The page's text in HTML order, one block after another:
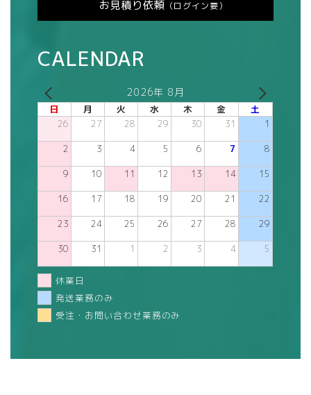
お見積り依頼 （ログイン要）
CALENDAR
2026年 8月
日 月 火 水 木 金 土
26 27 28 29 30 31 1
2 3 4 5 6 7 8
9 10 11 12 13 14 15
16 17 18 19 20 21 22
23 24 25 26 27 28 29
30 31 1 2 3 4 5
休業日
発送業務のみ
受注・お問い合わせ業務のみ